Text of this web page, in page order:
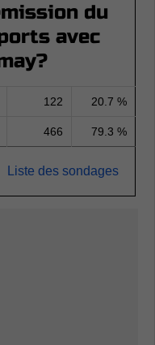
du
avec
122 20.7 %
466 79.3 %
Liste des sondages